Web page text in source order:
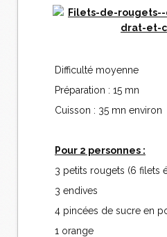
Difficulté moyenne
Préparation : 15 mn
Cuisson : 35 mn environ
Pour 2 personnes :
3 petits rougets (6 filets
3 endives
4 pincées de sucre en
1 orange